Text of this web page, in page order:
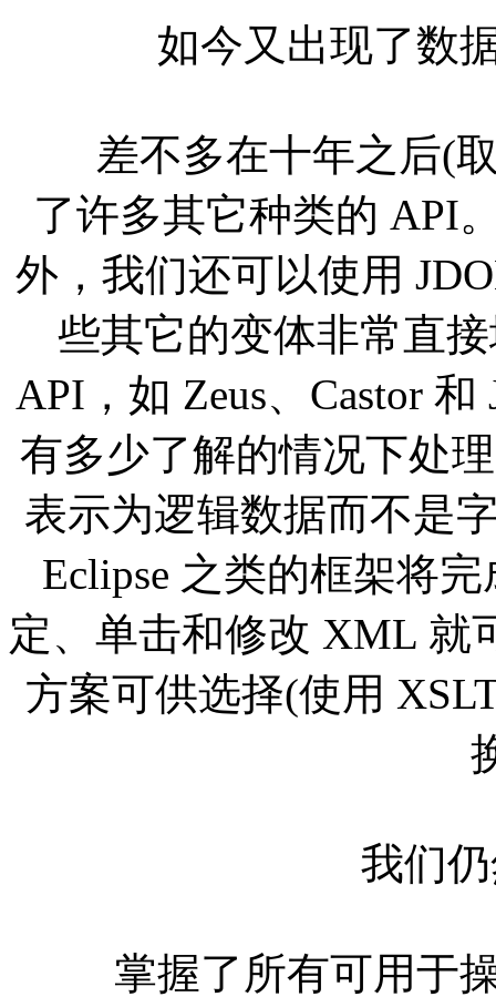
如今又出现了数据
差不多在十年之后(取
了许多其它种类的 API
外，我们还可以使用
些其它的变体非常直
API，如 Zeus、Castor
有多少了解的情况下处
表示为逻辑数据而不是
Eclipse 之类的框架将
定、单击和修改 XML 就
方案可供选择(使用
我们仍
掌握了所有可用于操